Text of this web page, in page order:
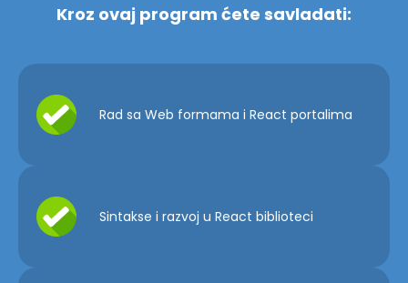
Kroz ovaj program ćete savladati:
Rad sa Web formama i React portalima
Sintakse i razvoj u React biblioteci